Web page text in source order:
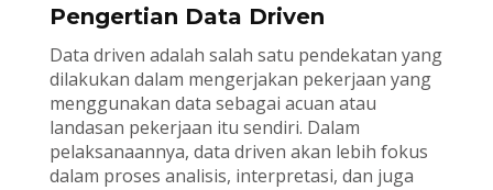
Pengertian Data Driven
Data driven adalah salah satu pendekatan yang
dilakukan dalam mengerjakan pekerjaan yang
menggunakan data sebagai acuan atau
landasan pekerjaan itu sendiri. Dalam
pelaksanaannya, data driven akan lebih fokus
dalam proses analisis, interpretasi, dan juga